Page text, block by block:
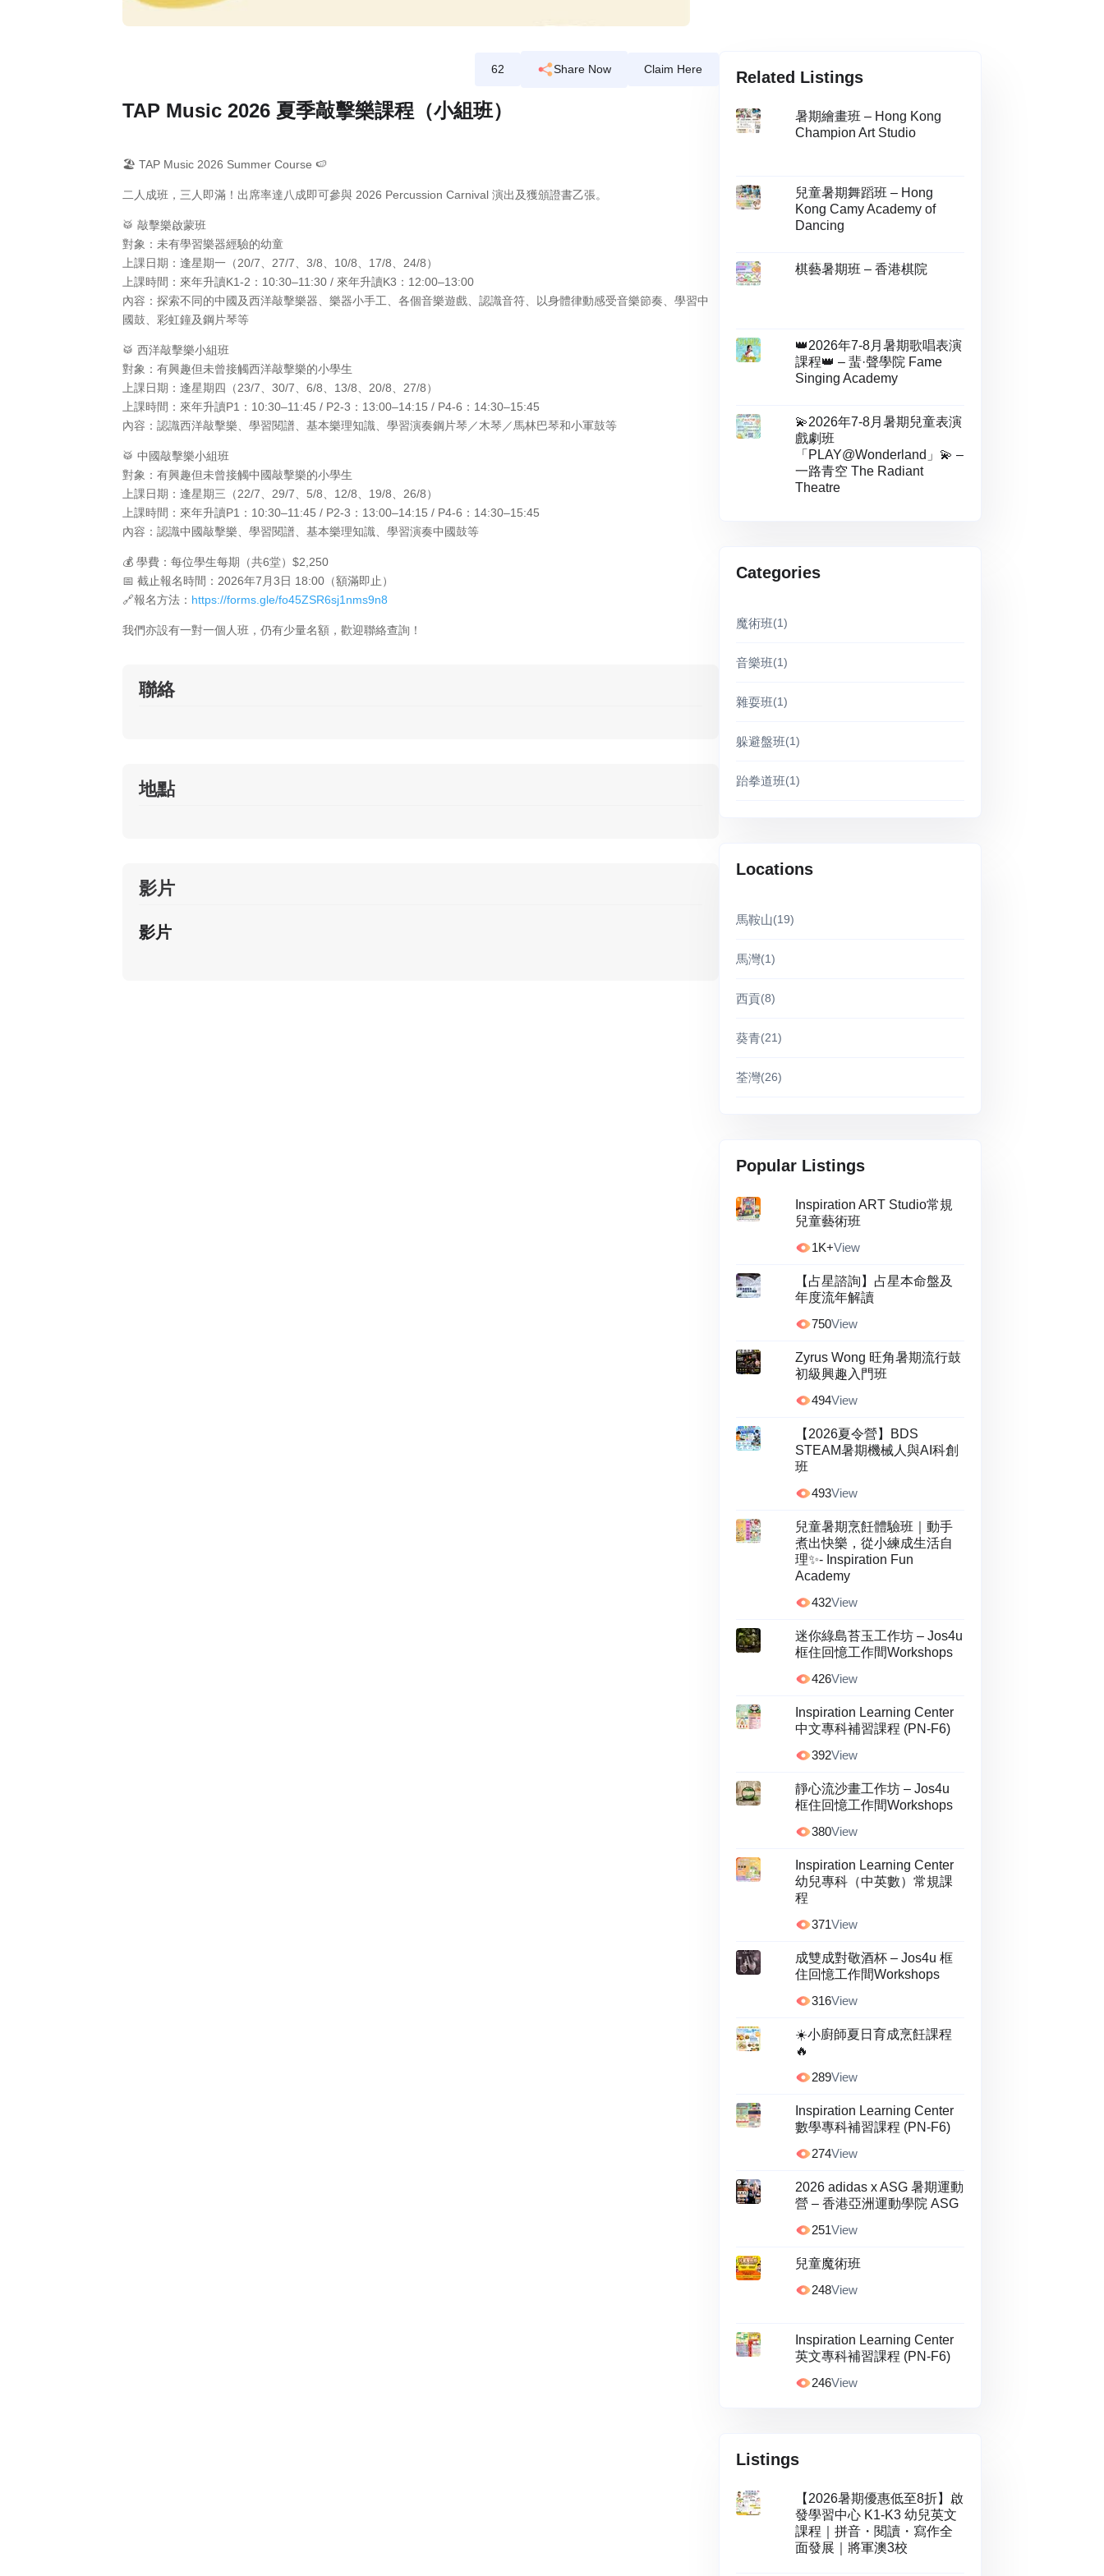
62 Share Now Claim Here
TAP Music 2026 夏季敲擊樂課程（小組班）
🏖️ TAP Music 2026 Summer Course 🍉
二人成班，三人即滿！出席率達八成即可參與 2026 Percussion Carnival 演出及獲頒證書乙張。
🥁 敲擊樂啟蒙班
對象：未有學習樂器經驗的幼童
上課日期：逢星期一（20/7、27/7、3/8、10/8、17/8、24/8）
上課時間：來年升讀K1-2：10:30–11:30 / 來年升讀K3：12:00–13:00
內容：探索不同的中國及西洋敲擊樂器、樂器小手工、各個音樂遊戲、認識音符、以身體律動感受音樂節奏、學習中
國鼓、彩虹鐘及鋼片琴等
🥁 西洋敲擊樂小組班
對象：有興趣但未曾接觸西洋敲擊樂的小學生
上課日期：逢星期四（23/7、30/7、6/8、13/8、20/8、27/8）
上課時間：來年升讀P1：10:30–11:45 / P2-3：13:00–14:15 / P4-6：14:30–15:45
內容：認識西洋敲擊樂、學習閱譜、基本樂理知識、學習演奏鋼片琴／木琴／馬林巴琴和小軍鼓等
🥁 中國敲擊樂小組班
對象：有興趣但未曾接觸中國敲擊樂的小學生
上課日期：逢星期三（22/7、29/7、5/8、12/8、19/8、26/8）
上課時間：來年升讀P1：10:30–11:45 / P2-3：13:00–14:15 / P4-6：14:30–15:45
內容：認識中國敲擊樂、學習閱譜、基本樂理知識、學習演奏中國鼓等
💰 學費：每位學生每期（共6堂）$2,250
📅 截止報名時間：2026年7月3日 18:00（額滿即止）
🔗報名方法： https://forms.gle/fo45ZSR6sj1nms9n8
我們亦設有一對一個人班，仍有少量名額，歡迎聯絡查詢！
聯絡
地點
影片
影片
Related Listings
暑期繪畫班 – Hong Kong
Champion Art Studio
兒童暑期舞蹈班 – Hong
Kong Camy Academy of
Dancing
棋藝暑期班 – 香港棋院
👑2026年7-8月暑期歌唱表演
課程👑 – 蜚·聲學院 Fame
Singing Academy
💫2026年7-8月暑期兒童表演
戲劇班
「PLAY@Wonderland」💫 –
一路青空 The Radiant
Theatre
Categories
魔術班(1)
音樂班(1)
雜耍班(1)
躲避盤班(1)
跆拳道班(1)
Locations
馬鞍山(19)
馬灣(1)
西貢(8)
葵青(21)
荃灣(26)
Popular Listings
Inspiration ART Studio常規
兒童藝術班
1K+View
【占星諮詢】占星本命盤及
年度流年解讀
750View
Zyrus Wong 旺角暑期流行鼓
初級興趣入門班
494View
【2026夏令營】BDS
STEAM暑期機械人與AI科創
班
493View
兒童暑期烹飪體驗班｜動手
煮出快樂，從小練成生活自
理✨- Inspiration Fun
Academy
432View
迷你綠島苔玉工作坊 – Jos4u
框住回憶工作間Workshops
426View
Inspiration Learning Center
中文專科補習課程 (PN-F6)
392View
靜心流沙畫工作坊 – Jos4u
框住回憶工作間Workshops
380View
Inspiration Learning Center
幼兒專科（中英數）常規課
程
371View
成雙成對敬酒杯 – Jos4u 框
住回憶工作間Workshops
316View
☀️小廚師夏日育成烹飪課程
🔥
289View
Inspiration Learning Center
數學專科補習課程 (PN-F6)
274View
2026 adidas x ASG 暑期運動
營 – 香港亞洲運動學院 ASG
251View
兒童魔術班
248View
Inspiration Learning Center
英文專科補習課程 (PN-F6)
246View
Listings
【2026暑期優惠低至8折】啟
發學習中心 K1-K3 幼兒英文
課程｜拼音・閱讀・寫作全
面發展｜將軍澳3校